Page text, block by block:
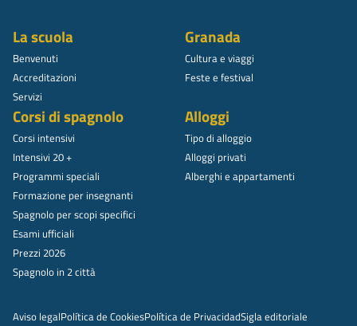
La scuola
Benvenuti
Accreditazioni
Servizi
Granada
Cultura e viaggi
Feste e festival
Corsi di spagnolo
Corsi intensivi
Intensivi 20 +
Programmi speciali
Formazione per insegnanti
Spagnolo per scopi specifici
Esami ufficiali
Prezzi 2026
Spagnolo in 2 città
Alloggi
Tipo di alloggio
Alloggi privati
Alberghi e appartamenti
Aviso legalPolítica de CookiesPolítica de PrivacidadSigla editoriale